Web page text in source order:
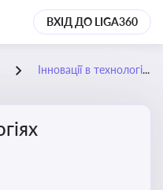
ВХІД ДО LIGA360
Інновації в технологіях